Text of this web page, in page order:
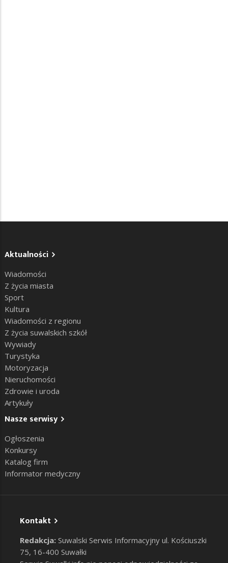
Aktualności
Wiadomości
Z życia miasta
Sport
Kultura
Wiadomości z regionu
Z życia suwalskich szkół
Wywiady
Turystyka
Motoryzacja
Nieruchomości
Zdrowie i uroda
Artykuły
Nasze serwisy
Ogłoszenia
Konkursy
Katalog firm
Informator medyczny
Kontakt
Redakcja: Suwalski Serwis Informacyjny ul. Kościuszki
75, 16-400 Suwałki